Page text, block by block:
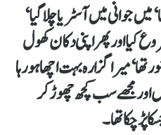
جوانی میں آسٹریا چلا گیا‘
کیا اور پھر اپنی دکان کھول
میرا گزارہ بہت اچھا ہو رہا
اور مجھے سب کچھ چھوڑ کر
پڑ چکا تھا۔